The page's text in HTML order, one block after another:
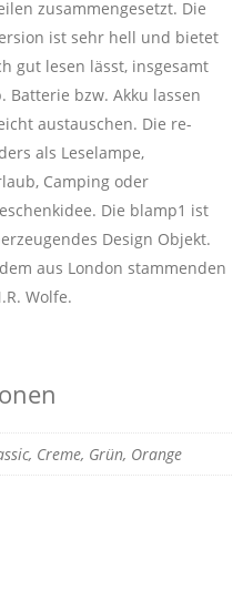
zusammengesetzt. Die
ist sehr hell und bietet
gut lesen lässt, insgesamt
Batterie bzw. Akku lassen
austauschen. Die re-
als Leselampe,
Camping oder
Die blamp1 ist
Design Objekt.
aus London stammenden
Wolfe.
Creme, Grün, Orange